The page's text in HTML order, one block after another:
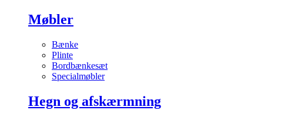
Møbler
Bænke
Plinte
Bordbænkesæt
Specialmøbler
Hegn og afskærmning